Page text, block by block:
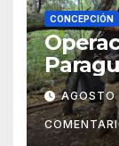
CONCEPCIÓN